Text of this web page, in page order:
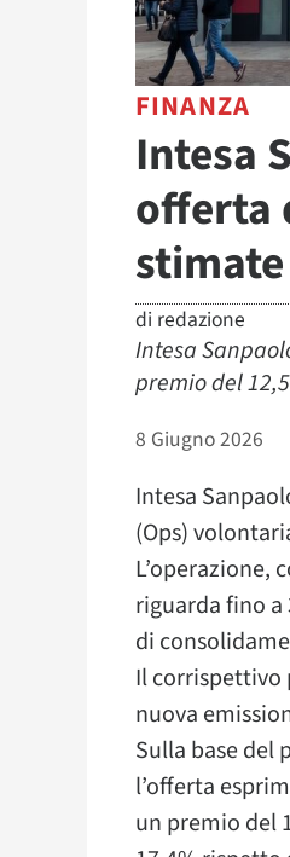
FINANZA
Intesa
offerta
di redazione
Intesa
premio del
8 Giugno 2026
Intesa
(Ops)
L’operazione,
riguarda fino
di
Il corrispettivo
nuova
Sulla base del
l’offerta
un premio del